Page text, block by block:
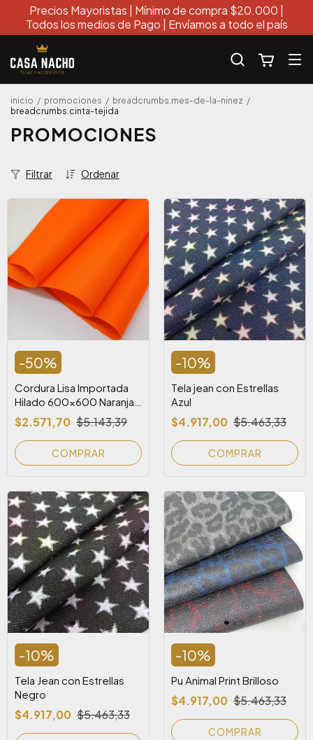
Precios Mayoristas | Mínimo de compra $20.000 |
Todos los medios de Pago | Envíamos a todo el país
inicio / promociones / breadcrumbs.mes-de-la-ninez /
breadcrumbs.cinta-tejida
PROMOCIONES
Ordenar
Filtrar
-50%
Cordura Lisa Importada
Hilado 600x600 Naranja
Fluo
$2.571,70 $5.143,39
-10%
Tela jean con Estrellas
Azul
$4.917,00 $5.463,33
-10%
Tela Jean con Estrellas
Negro
$4.917,00 $5.463,33
-10%
Pu Animal Print Brilloso
$4.917,00 $5.463,33
COMPRAR